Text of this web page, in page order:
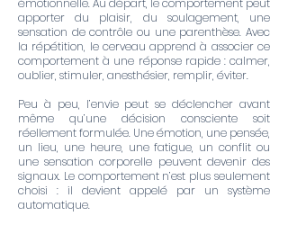
émotionnelle. Au départ, le comportement peut
apporter du plaisir, du soulagement, une
sensation de contrôle ou une parenthèse. Avec
la répétition, le cerveau apprend à associer ce
comportement à une réponse rapide : calmer,
oublier, stimuler, anesthésier, remplir, éviter.
Peu à peu, l’envie peut se déclencher avant
même qu’une décision consciente soit
réellement formulée. Une émotion, une pensée,
un lieu, une heure, une fatigue, un conflit ou
une sensation corporelle peuvent devenir des
signaux. Le comportement n’est plus seulement
choisi : il devient appelé par un système
automatique.